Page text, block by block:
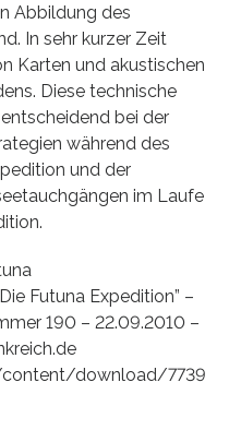
Abbildung des
In sehr kurzer Zeit
Karten und akustischen
Diese technische
bei der
während des
und der
im Laufe
Futuna Expedition” –
190 – 22.09.2010 –
download/7739